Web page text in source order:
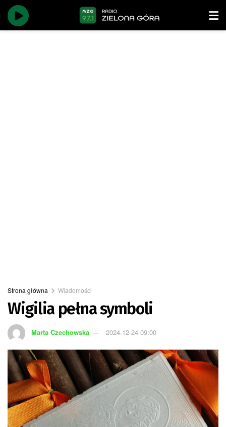
Strona główna Wiadomości
Wigilia pełna symboli
Marta Czechowska 2024-12-24 09:00